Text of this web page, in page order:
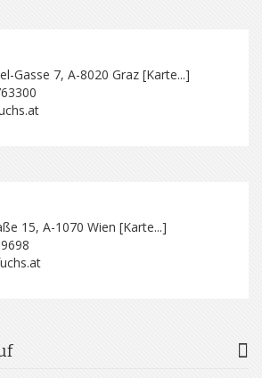
Gasse 7, A-8020 Graz [Karte...]
15, A-1070 Wien [Karte...]